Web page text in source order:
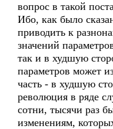
вопрос в такой
Ибо, как было
приводить к
значений
так и в худшую
параметров может
часть - в худшую
революция в ряде
сотни, тысячи раз
изменениям,